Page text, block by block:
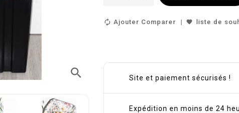
search
Ajouter Comparer liste de
Site et paiement sécurisés !
Expédition en moins de 24